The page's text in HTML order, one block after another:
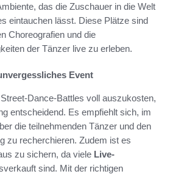
das die Zuschauer in die Welt
eintauchen lässt. Diese Plätze sind
Choreografien und die
der Tänzer live zu erleben.
Event
Dance-Battles voll auszukosten,
entscheidend. Es empfiehlt sich, im
die teilnehmenden Tänzer und den
zu recherchieren. Zudem ist es
zu sichern, da viele Live-
sind. Mit der richtigen